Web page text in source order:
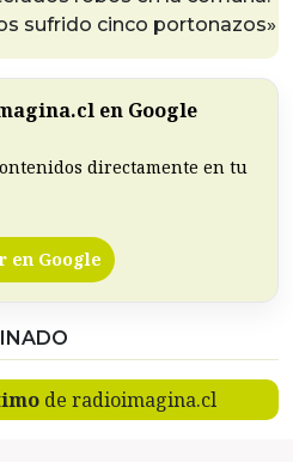
sufrido cinco portonazos»
en Google
directamente en tu
en Google
de radioimagina.cl